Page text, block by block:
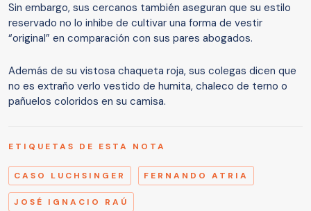
Sin embargo, sus cercanos también aseguran que su estilo
reservado no lo inhibe de cultivar una forma de vestir
“original” en comparación con sus pares abogados.
Además de su vistosa chaqueta roja, sus colegas dicen que
no es extraño verlo vestido de humita, chaleco de terno o
pañuelos coloridos en su camisa.
ETIQUETAS DE ESTA NOTA
CASO LUCHSINGER FERNANDO ATRIA
JOSÉ IGNACIO RAÚ